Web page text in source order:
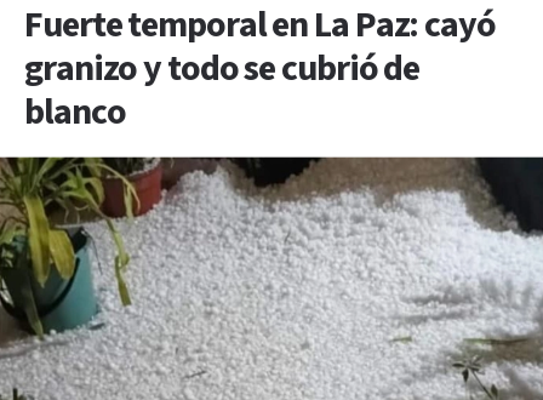
Fuerte temporal en La Paz: cayó
granizo y todo se cubrió de
blanco